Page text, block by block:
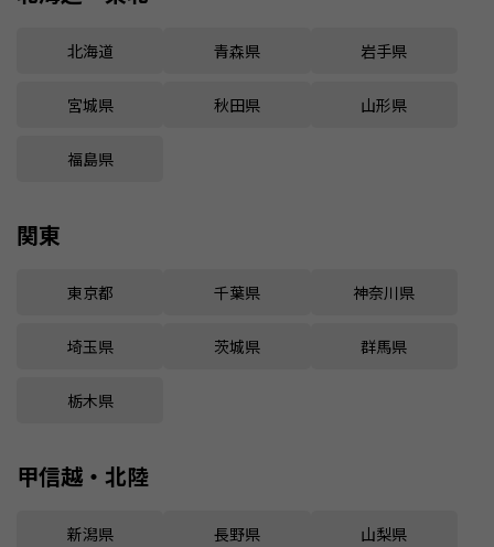
北海道 青森県 岩手県
宮城県 秋田県 山形県
福島県
関東
東京都 千葉県 神奈川県
埼玉県 茨城県 群馬県
栃木県
甲信越・北陸
新潟県 長野県 山梨県